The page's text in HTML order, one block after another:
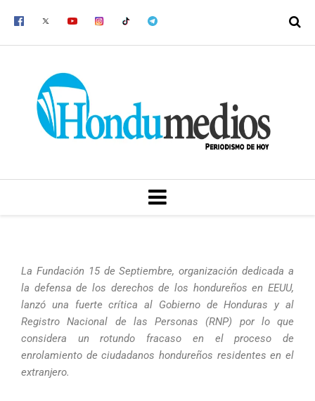
MENU
La Fundación 15 de Septiembre, organización dedicada a
la defensa de los derechos de los hondureños en EEUU,
lanzó una fuerte crítica al Gobierno de Honduras y al
Registro Nacional de las Personas (RNP) por lo que
considera un rotundo fracaso en el proceso de
enrolamiento de ciudadanos hondureños residentes en el
extranjero.